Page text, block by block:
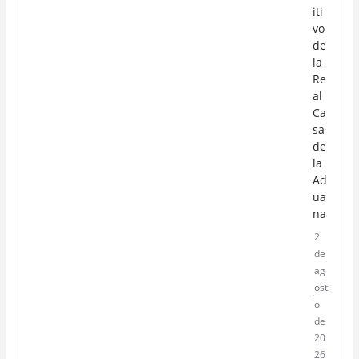
iti
vo
de
la
Re
al
Ca
sa
de
la
Ad
ua
na
2
de
ag
ost
o
de
20
26